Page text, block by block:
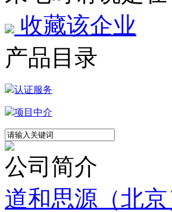
收藏该企业
产品目录
认证服务
项目中介
公司简介
道和思源（北